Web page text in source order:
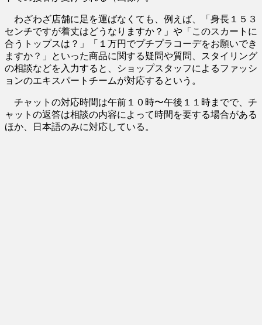
わざわざ店舗に足を運ばなくても、例えば、「身長１５３
センチですが着丈はどうなりますか？」や「このスカートに
合うトップスは？」「１万円でプチプラコーデをお願いでき
ますか？」といった商品に関する疑問や質問、スタイリング
の相談などを入力すると、ショップスタッフによるファッシ
ョンのエキスパートチームが対応するという。
チャットの対応時間は午前１０時〜午後１１時までで、チ
ャットの返答は相談の内容によって時間を要する場合がある
ほか、日本語のみに対応している。